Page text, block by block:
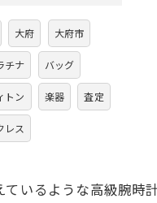
大府 大府市
チナ バッグ
トン 楽器 査定
レス
いるような高級腕